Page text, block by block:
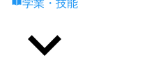
学業・技能